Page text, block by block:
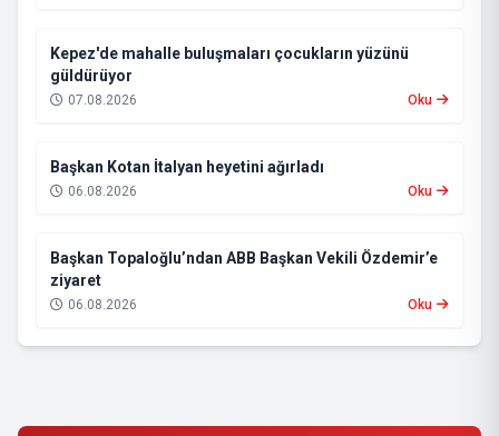
Kepez'de mahalle buluşmaları çocukların yüzünü
güldürüyor
07.08.2026 Oku
Başkan Kotan İtalyan heyetini ağırladı
06.08.2026 Oku
Başkan Topaloğlu’ndan ABB Başkan Vekili Özdemir’e
ziyaret
06.08.2026 Oku